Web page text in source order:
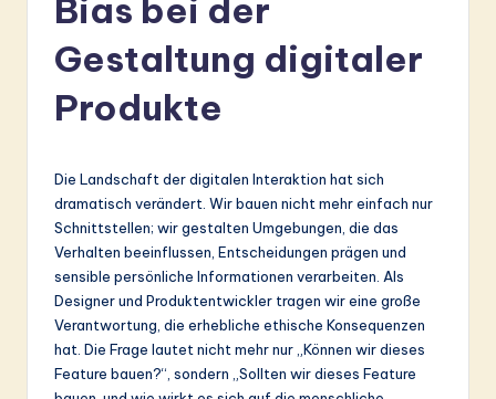
m
L
Bias bei der
Gestaltung digitaler
Produkte
Die Landschaft der digitalen Interaktion hat sich
dramatisch verändert. Wir bauen nicht mehr einfach nur
Schnittstellen; wir gestalten Umgebungen, die das
Verhalten beeinflussen, Entscheidungen prägen und
sensible persönliche Informationen verarbeiten. Als
Designer und Produktentwickler tragen wir eine große
Verantwortung, die erhebliche ethische Konsequenzen
hat. Die Frage lautet nicht mehr nur „Können wir dieses
Feature bauen?“, sondern „Sollten wir dieses Feature